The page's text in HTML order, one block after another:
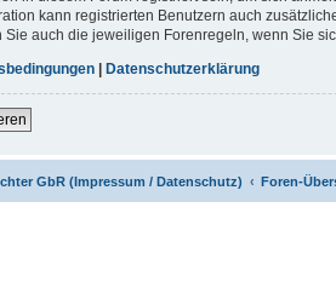
kann registrierten Benutzern auch
Sie auch die jeweiligen Forenregeln, wenn Sie
Datenschutzerklärung
GbR (Impressum / Datenschutz) Foren-